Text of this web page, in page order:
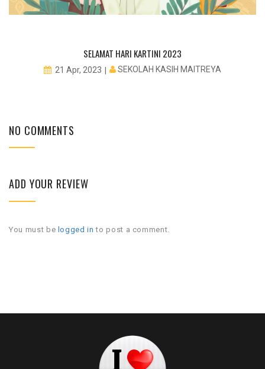
SELAMAT HARI KARTINI 2023
21 Apr, 2023 SEKOLAH KASIH MAITREYA
NO COMMENTS
ADD YOUR REVIEW
You must be logged in to post a comment.